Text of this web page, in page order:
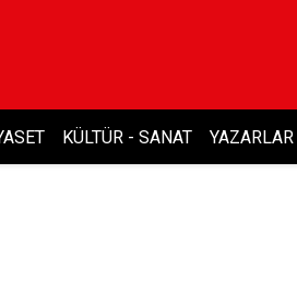
KÜLTÜR - SANAT YAZARLAR